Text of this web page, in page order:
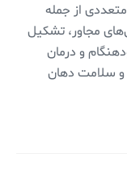
از جمله
مجاور، تشکیل
و درمان
و سلامت دهان